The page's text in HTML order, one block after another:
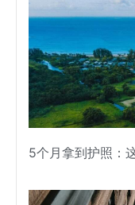
5个月拿到护照：